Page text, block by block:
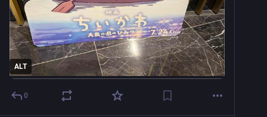
ALT
0